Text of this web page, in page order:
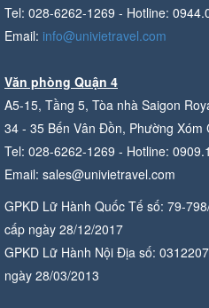
Tel: 028-6262-1269 - Hotline:
Email: info@univietravel.com
Văn phòng Quận 4
A5-15, Tầng 5, Tòa nhà Saigon
34 - 35 Bến Vân Đồn, Phường Xóm
Tel: 028-6262-1269 - Hotline:
Email: sales@univietravel.com
GPKD Lữ Hành Quốc Tế số: 79-
cấp ngày 28/12/2017
GPKD Lữ Hành Nội Địa số:
ngày 28/03/2013